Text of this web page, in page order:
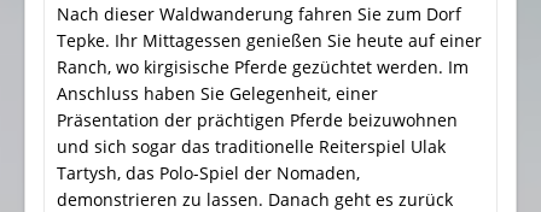
Nach dieser Waldwanderung fahren Sie zum Dorf
Tepke. Ihr Mittagessen genießen Sie heute auf einer
Ranch, wo kirgisische Pferde gezüchtet werden. Im
Anschluss haben Sie Gelegenheit, einer
Präsentation der prächtigen Pferde beizuwohnen
und sich sogar das traditionelle Reiterspiel Ulak
Tartysh, das Polo-Spiel der Nomaden,
demonstrieren zu lassen. Danach geht es zurück